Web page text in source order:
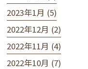
2023年1月 (5)
2022年12月 (2)
2022年11月 (4)
2022年10月 (7)